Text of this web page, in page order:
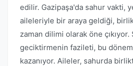
edilir. Gazipaşa'da sahur vakti,
aileleriyle bir araya geldiği,
zaman dilimi olarak öne çıkıyor.
geciktirmenin fazileti, bu
kazanıyor. Aileler, sahurda